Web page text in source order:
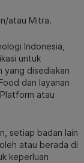
atau Mitra.
Indonesia,
untuk
yang disediakan
dan layanan
atau
setiap badan lain
atau berada di
keperluan